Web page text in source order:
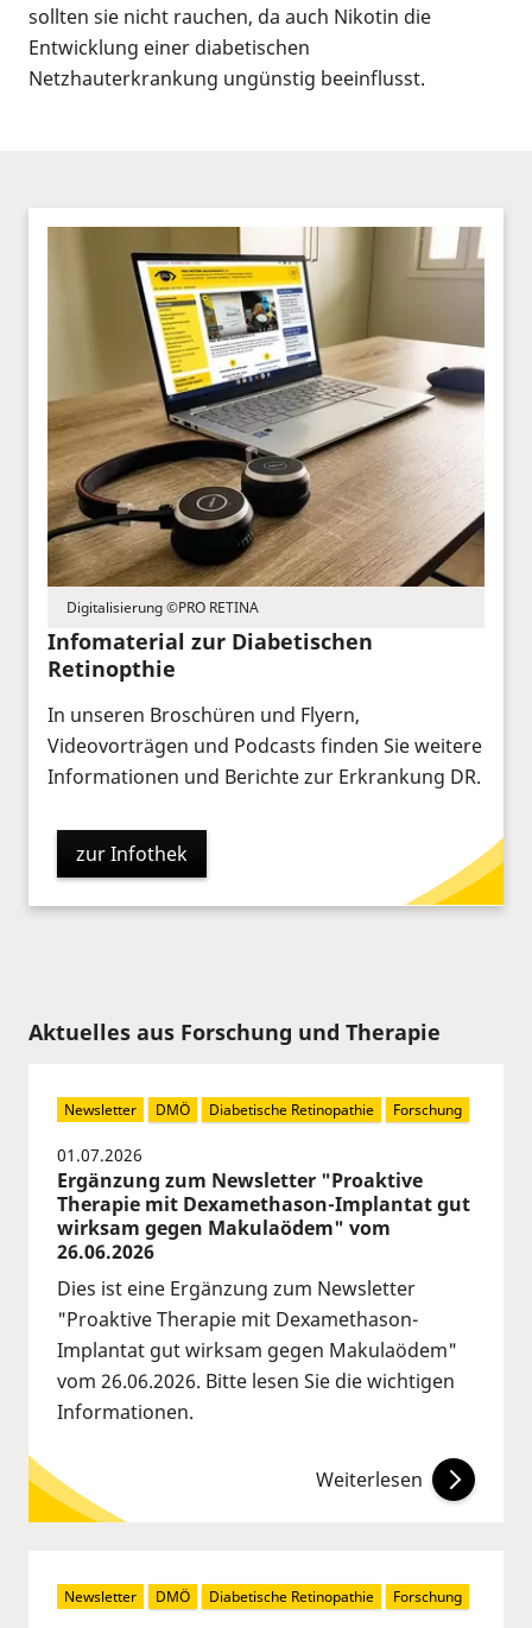
sollten sie nicht rauchen, da auch Nikotin die
Entwicklung einer diabetischen
Netzhauterkrankung ungünstig beeinflusst.
Digitalisierung ©PRO RETINA
Infomaterial zur Diabetischen
Retinopthie
In unseren Broschüren und Flyern,
Videovorträgen und Podcasts finden Sie weitere
Informationen und Berichte zur Erkrankung DR.
zur Infothek
Aktuelles aus Forschung und Therapie
01.07.2026
Ergänzung zum Newsletter "Proaktive
Therapie mit Dexamethason-Implantat gut
wirksam gegen Makulaödem" vom
26.06.2026
Dies ist eine Ergänzung zum Newsletter
"Proaktive Therapie mit Dexamethason-
Implantat gut wirksam gegen Makulaödem"
vom 26.06.2026. Bitte lesen Sie die wichtigen
Informationen.
Newsletter DMÖ Diabetische Retinopathie Forschung
Weiterlesen
Newsletter DMÖ Diabetische Retinopathie Forschung